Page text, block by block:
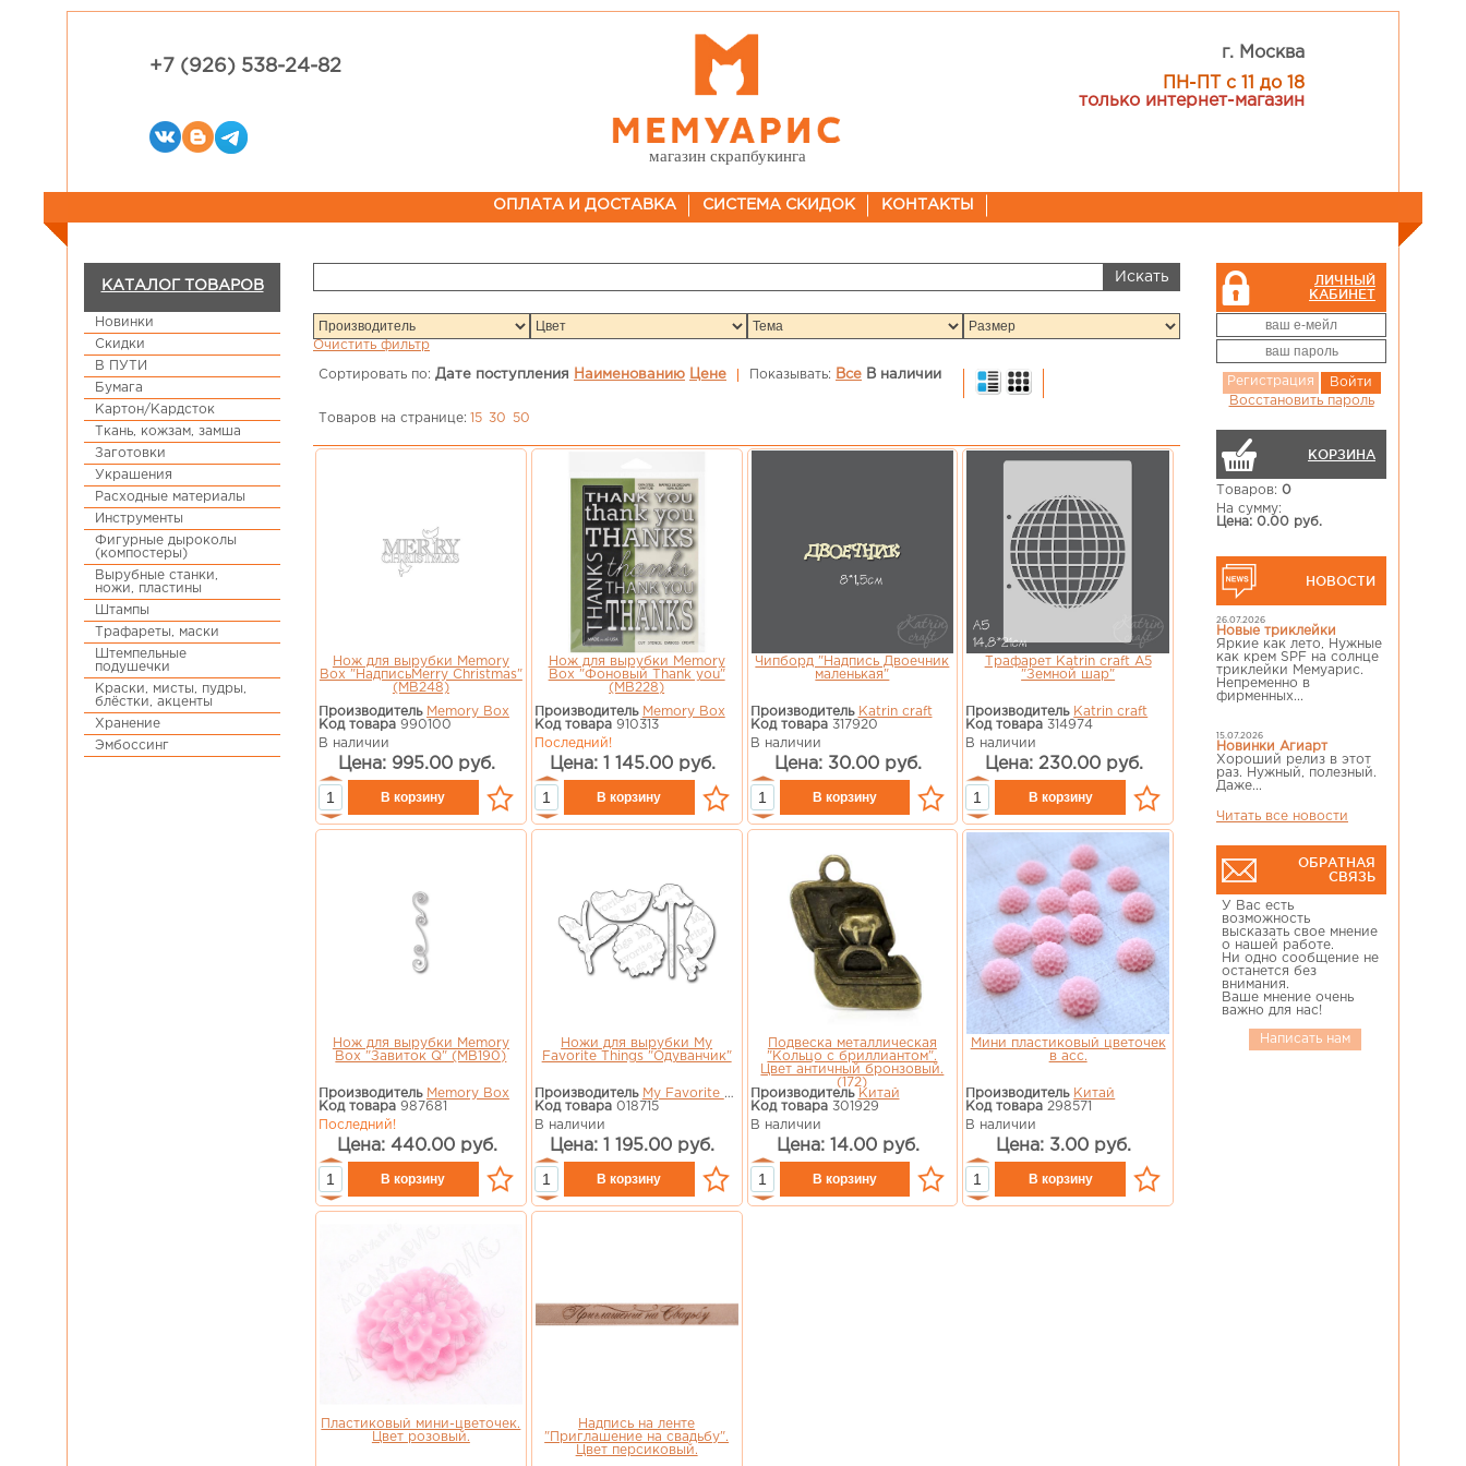
+7 (926) 538-24-82
магазин скрапбукинга
г. Москва
ПН-ПТ с 11 до 18
только интернет-магазин
ОПЛАТА И ДОСТАВКА СИСТЕМА СКИДОК КОНТАКТЫ
КАТАЛОГ ТОВАРОВ
Новинки
Скидки
В ПУТИ
Бумага
Картон/Кардсток
Ткань, кожзам, замша
Заготовки
Украшения
Расходные материалы
Инструменты
Фигурные дыроколы
(компостеры)
Вырубные станки,
ножи, пластины
Штампы
Трафареты, маски
Штемпельные
подушечки
Краски, мисты, пудры,
блёстки, акценты
Хранение
Эмбоссинг
ЛИЧНЫЙ
КАБИНЕТ
Регистрация
Войти
Восстановить пароль
КОРЗИНА
Товаров: 0
На сумму:
Цена: 0.00 руб.
НОВОСТИ
26.07.2026
Новые триклейки
Яркие как лето, Нужные
как крем SPF на солнце
триклейки Мемуарис.
Непременно в
фирменных...
15.07.2026
Новинки Агиарт
Хороший релиз в этот
раз. Нужный, полезный.
Даже...
Читать все новости
ОБРАТНАЯ
СВЯЗЬ
У Вас есть
возможность
высказать свое мнение
о нашей работе.
Ни одно сообщение не
останется без
внимания.
Ваше мнение очень
важно для нас!
Написать нам
Очистить фильтр
Сортировать по: Дате поступления Наименованию Цене Показывать: Все В наличии
Товаров на странице: 15 30 50
Нож для вырубки Memory
Box "НадписьMerry Christmas"
(MB248)
Производитель Memory Box
Код товара 990100
В наличии
Цена: 995.00 руб.
Нож для вырубки Memory
Box "Фоновый Thank you"
(MB228)
Производитель Memory Box
Код товара910313
Последний!
Цена: 1 145.00 руб.
Чипборд "Надпись Двоечник
маленькая"
Производитель Katrin craft
Код товара317920
В наличии
Цена: 30.00 руб.
Трафарет Katrin craft А5
"Земной шар"
Производитель Katrin craft
Код товара 314974
В наличии
Цена: 230.00 руб.
Нож для вырубки Memory
Box "Завиток Q" (MB190)
Производитель Memory Box
Код товара 987681
Последний!
Цена: 440.00 руб.
Ножи для вырубки My
Favorite Things "Одуванчик"
Производитель My Favorite Things
Код товара018715
В наличии
Цена: 1 195.00 руб.
Подвеска металлическая
"Кольцо с бриллиантом".
Цвет античный бронзовый.
(172)
Производитель Китай
Код товара301929
В наличии
Цена: 14.00 руб.
Мини пластиковый цветочек
в асс.
Производитель Китай
Код товара 298571
В наличии
Цена: 3.00 руб.
Пластиковый мини-цветочек.
Цвет розовый.
Надпись на ленте
"Приглашение на свадьбу".
Цвет персиковый.